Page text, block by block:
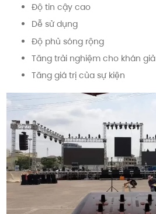
Độ tin cậy cao
Dễ sử dụng
Độ phủ sóng rộng
Tăng trải nghiệm cho khán giả
Tăng giá trị của sự kiện